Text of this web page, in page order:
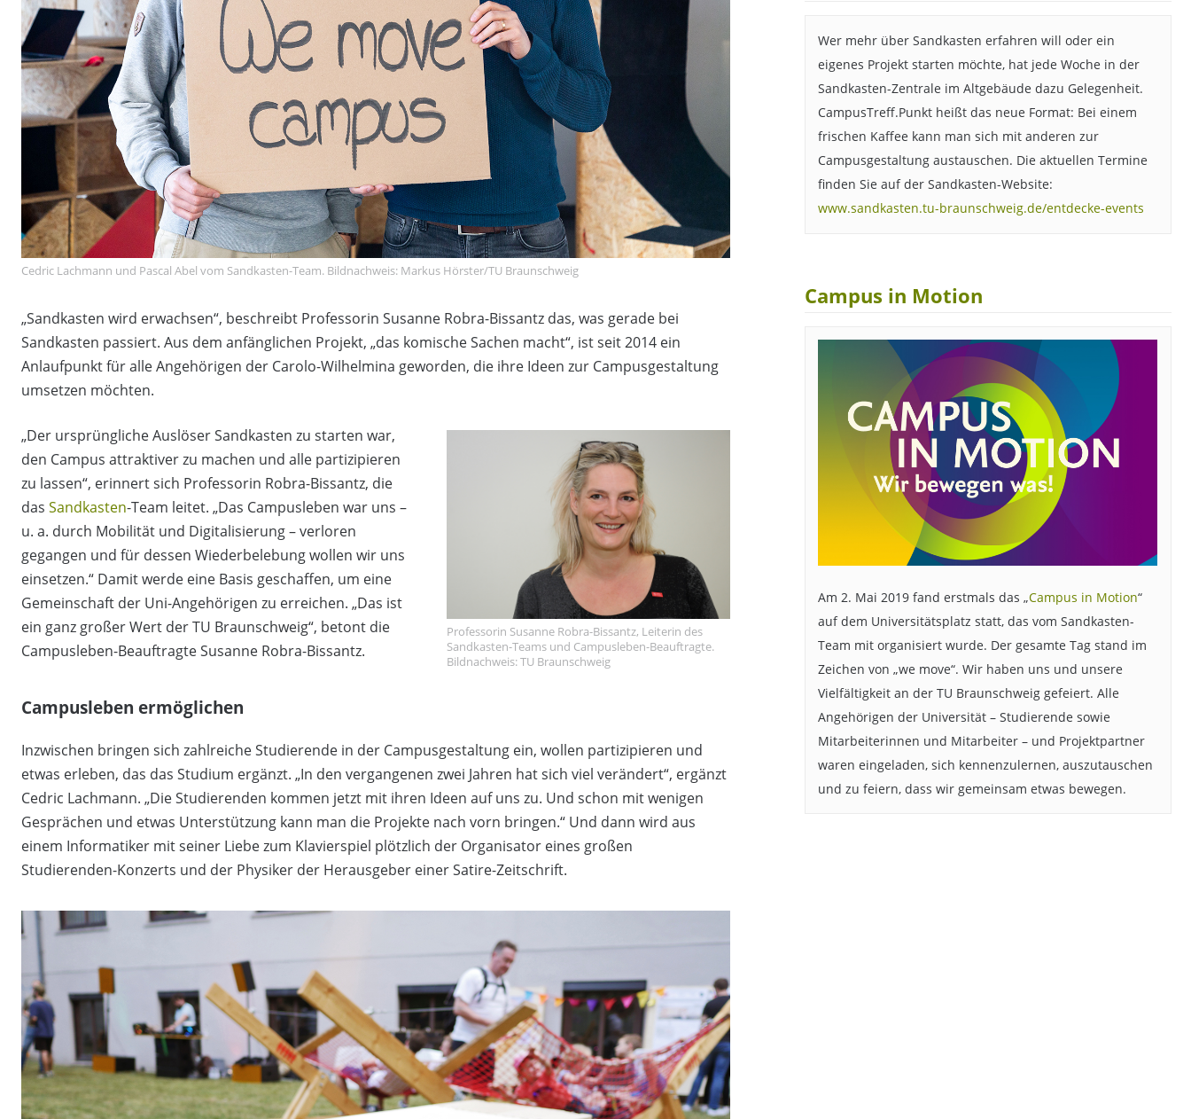
Cedric Lachmann und Pascal Abel vom Sandkasten-Team. Bildnachweis: Markus Hörster/TU Braunschweig
„Sandkasten wird erwachsen“, beschreibt Professorin Susanne Robra-Bissantz das, was gerade bei
Sandkasten passiert. Aus dem anfänglichen Projekt, „das komische Sachen macht“, ist seit 2014 ein
Anlaufpunkt für alle Angehörigen der Carolo-Wilhelmina geworden, die ihre Ideen zur Campusgestaltung
umsetzen möchten.
Professorin Susanne Robra-Bissantz, Leiterin des
Sandkasten-Teams und Campusleben-Beauftragte.
Bildnachweis: TU Braunschweig
„Der ursprüngliche Auslöser Sandkasten zu starten war,
den Campus attraktiver zu machen und alle partizipieren
zu lassen“, erinnert sich Professorin Robra-Bissantz, die
das Sandkasten-Team leitet. „Das Campusleben war uns –
u. a. durch Mobilität und Digitalisierung – verloren
gegangen und für dessen Wiederbelebung wollen wir uns
einsetzen.“ Damit werde eine Basis geschaffen, um eine
Gemeinschaft der Uni-Angehörigen zu erreichen. „Das ist
ein ganz großer Wert der TU Braunschweig“, betont die
Campusleben-Beauftragte Susanne Robra-Bissantz.
Campusleben ermöglichen
Inzwischen bringen sich zahlreiche Studierende in der Campusgestaltung ein, wollen partizipieren und
etwas erleben, das das Studium ergänzt. „In den vergangenen zwei Jahren hat sich viel verändert“, ergänzt
Cedric Lachmann. „Die Studierenden kommen jetzt mit ihren Ideen auf uns zu. Und schon mit wenigen
Gesprächen und etwas Unterstützung kann man die Projekte nach vorn bringen.“ Und dann wird aus
einem Informatiker mit seiner Liebe zum Klavierspiel plötzlich der Organisator eines großen
Studierenden-Konzerts und der Physiker der Herausgeber einer Satire-Zeitschrift.
Wer mehr über Sandkasten erfahren will oder ein
eigenes Projekt starten möchte, hat jede Woche in der
Sandkasten-Zentrale im Altgebäude dazu Gelegenheit.
CampusTreff.Punkt heißt das neue Format: Bei einem
frischen Kaffee kann man sich mit anderen zur
Campusgestaltung austauschen. Die aktuellen Termine
finden Sie auf der Sandkasten-Website:
www.sandkasten.tu-braunschweig.de/entdecke-events
Campus in Motion
Am 2. Mai 2019 fand erstmals das „Campus in Motion“
auf dem Universitätsplatz statt, das vom Sandkasten-
Team mit organisiert wurde. Der gesamte Tag stand im
Zeichen von „we move“. Wir haben uns und unsere
Vielfältigkeit an der TU Braunschweig gefeiert. Alle
Angehörigen der Universität – Studierende sowie
Mitarbeiterinnen und Mitarbeiter – und Projektpartner
waren eingeladen, sich kennenzulernen, auszutauschen
und zu feiern, dass wir gemeinsam etwas bewegen.